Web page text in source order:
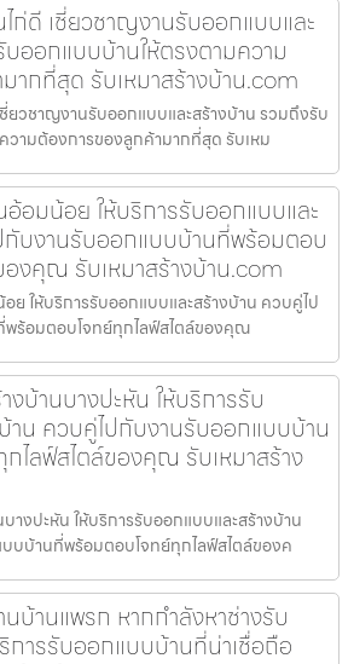
ไก่ดี เชี่ยวชาญงานรับออกแบบและ
ออกแบบบ้านให้ตรงตามความ
ากที่สุด รับเหมาสร้างบ้าน.com
ชี่ยวชาญงานรับออกแบบและสร้างบ้าน รวมถึงรับ
ามต้องการของลูกค้ามากที่สุด รับเหม
อ้อมน้อย ให้บริการรับออกแบบและ
กับงานรับออกแบบบ้านที่พร้อมตอบ
องคุณ รับเหมาสร้างบ้าน.com
ย ให้บริการรับออกแบบและสร้างบ้าน ควบคู่ไป
ร้อมตอบโจทย์ทุกไลฟ์สไตล์ของคุณ
บ้านบางปะหัน ให้บริการรับ
าน ควบคู่ไปกับงานรับออกแบบบ้าน
ไลฟ์สไตล์ของคุณ รับเหมาสร้าง
างปะหัน ให้บริการรับออกแบบและสร้างบ้าน
บบ้านที่พร้อมตอบโจทย์ทุกไลฟ์สไตล์ของค
บ้านแพรก หากกำลังหาช่างรับ
การรับออกแบบบ้านที่น่าเชื่อถือ